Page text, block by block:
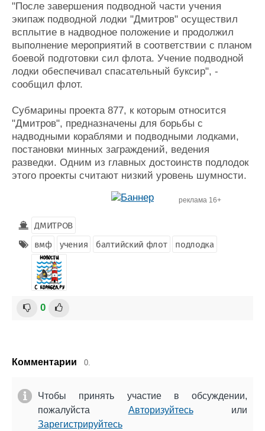
"После завершения подводной части учения
экипаж подводной лодки "Дмитров" осуществил
всплытие в надводное положение и продолжил
выполнение мероприятий в соответствии с планом
боевой подготовки сил флота. Учение подводной
лодки обеспечивал спасательный буксир", -
сообщил флот.
Субмарины проекта 877, к которым относится
"Дмитров", предназначены для борьбы с
надводными кораблями и подводными лодками,
постановки минных заграждений, ведения
разведки. Одним из главных достоинств подлодок
этого проекты считают низкий уровень шумности.
реклама 16+
ДМИТРОВ
вмф
учения балтийский флот подлодка
0
Комментарии 0.
Чтобы принять участие в обсуждении,
пожалуйста Авторизуйтесьили
Зарегистрируйтесь